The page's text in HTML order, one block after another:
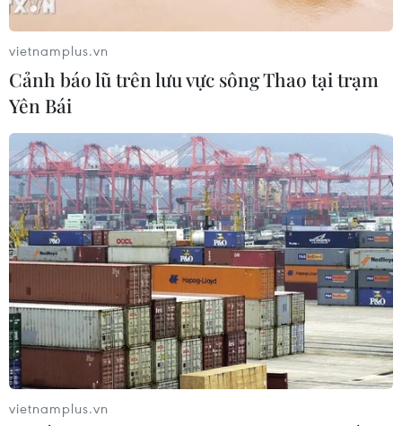
vietnamplus.vn
Cảnh báo lũ trên lưu vực sông Thao tại trạm
Yên Bái
vietnamplus.vn